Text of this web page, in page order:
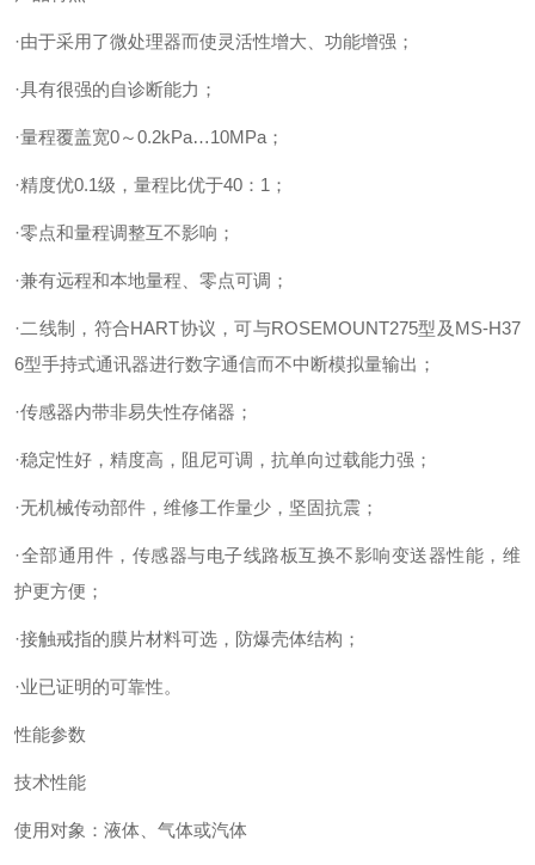
·由于采用了微处理器而使灵活性增大、功能增强；
·具有很强的自诊断能力；
·量程覆盖宽0～0.2kPa…10MPa；
·精度优0.1级，量程比优于40：1；
·零点和量程调整互不影响；
·兼有远程和本地量程、零点可调；
·二线制，符合HART协议，可与ROSEMOUNT275型及MS-H37
6型手持式通讯器进行数字通信而不中断模拟量输出；
·传感器内带非易失性存储器；
·稳定性好，精度高，阻尼可调，抗单向过载能力强；
·无机械传动部件，维修工作量少，坚固抗震；
·全部通用件，传感器与电子线路板互换不影响变送器性能，维
护更方便；
·接触戒指的膜片材料可选，防爆壳体结构；
·业已证明的可靠性。
性能参数
技术性能
使用对象：液体、气体或汽体